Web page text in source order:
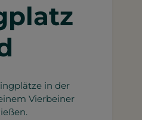
in der
Vierbeiner